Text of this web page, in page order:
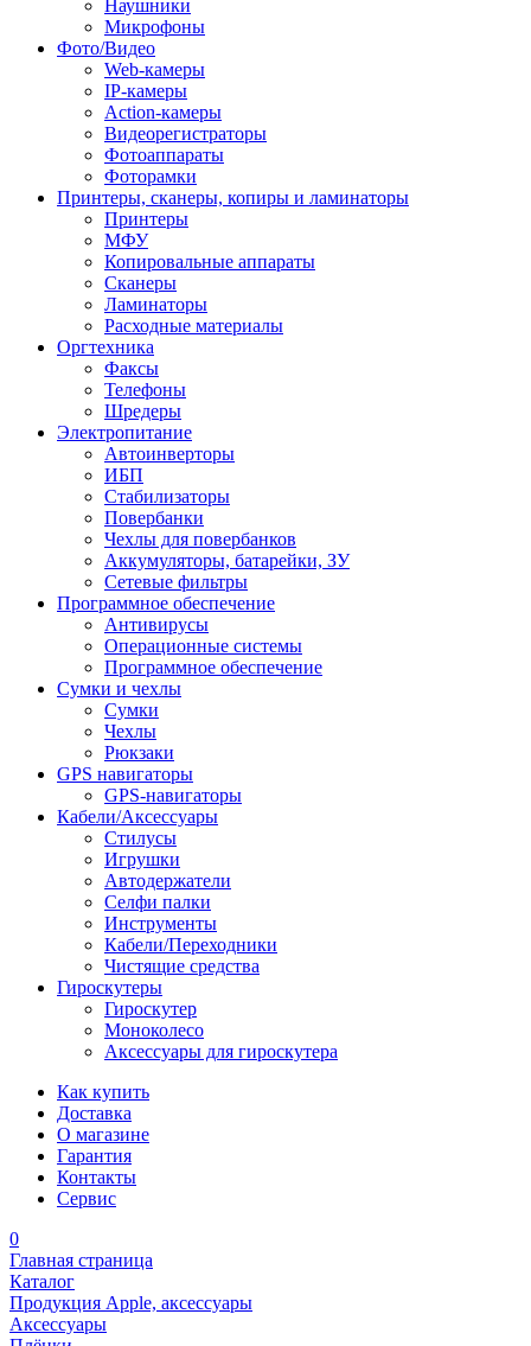
Наушники
Микрофоны
Фото/Видео
Web-камеры
IP-камеры
Action-камеры
Видеорегистраторы
Фотоаппараты
Фоторамки
Принтеры, сканеры, копиры и ламинаторы
Принтеры
МФУ
Копировальные аппараты
Сканеры
Ламинаторы
Расходные материалы
Оргтехника
Факсы
Телефоны
Шредеры
Электропитание
Автоинверторы
ИБП
Стабилизаторы
Повербанки
Чехлы для повербанков
Аккумуляторы, батарейки, ЗУ
Сетевые фильтры
Программное обеспечение
Антивирусы
Операционные системы
Программное обеспечение
Сумки и чехлы
Сумки
Чехлы
Рюкзаки
GPS навигаторы
GPS-навигаторы
Кабели/Аксессуары
Стилусы
Игрушки
Автодержатели
Селфи палки
Инструменты
Кабели/Переходники
Чистящие средства
Гироскутеры
Гироскутер
Моноколесо
Аксессуары для гироскутера
Как купить
Доставка
О магазине
Гарантия
Контакты
Сервис
0
Главная страница
Каталог
Продукция Apple, аксессуары
Аксессуары